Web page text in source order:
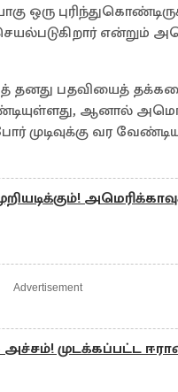
ஒரு
என்றும்
தனது பதவியைத்
ஆனால்
முடிவுக்கு வர
Advertisement
முடக்கப்பட்ட